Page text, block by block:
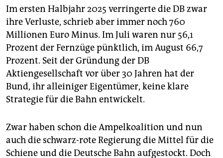
Im ersten Halbjahr 2025 verringerte die DB zwar
ihre Verluste, schrieb aber immer noch 760
Millionen Euro Minus. Im Juli waren nur 56,1
Prozent der Fernzüge pünktlich, im August 66,7
Prozent. Seit der Gründung der DB
Aktiengesellschaft vor über 30 Jahren hat der
Bund, ihr alleiniger Eigentümer, keine klare
Strategie für die Bahn entwickelt.
Zwar haben schon die Ampelkoalition und nun
auch die schwarz-rote Regierung die Mittel für die
Schiene und die Deutsche Bahn aufgestockt. Doch